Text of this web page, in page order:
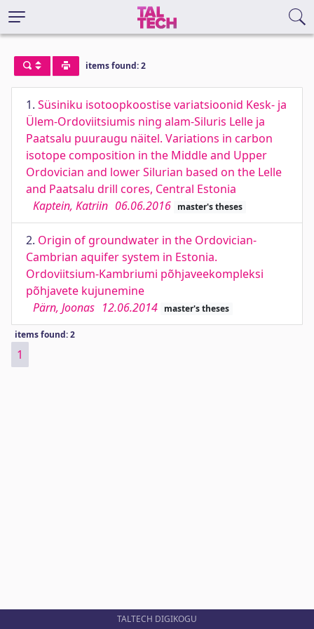
items found: 2
1. Süsiniku isotoopkoostise variatsioonid Kesk- ja
Ülem-Ordoviitsiumis ning alam-Siluris Lelle ja
Paatsalu puuraugu näitel. Variations in carbon
isotope composition in the Middle and Upper
Ordovician and lower Silurian based on the Lelle
and Paatsalu drill cores, Central Estonia
Kaptein, Katriin 06.06.2016 master's theses
2. Origin of groundwater in the Ordovician-
Cambrian aquifer system in Estonia.
Ordoviitsium-Kambriumi põhjaveekompleksi
põhjavete kujunemine
Pärn, Joonas 12.06.2014 master's theses
items found: 2
1
TALTECH DIGIKOGU